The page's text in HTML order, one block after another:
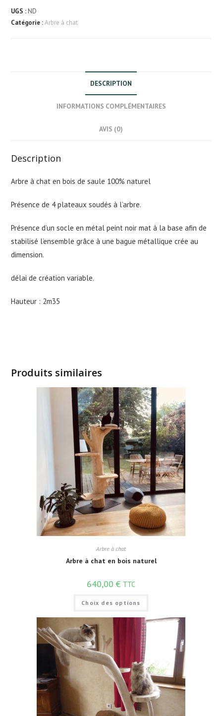
à
chat
UGS : ND
Catégorie :Arbre à chat
DESCRIPTION
INFORMATIONS COMPLÉMENTAIRES
AVIS (0)
Description
Arbre à chat en bois de saule 100% naturel
Présence de 4 plateaux soudés à l’arbre.
Présence d’un socle en métal peint noir mat à la base afin de
stabilisé l’ensemble grâce à une bague métallique crée au
dimension.
délai de création variable.
Hauteur : 2m35
Produits similaires
Arbre à chat
Arbre à chat en bois naturel
640,00 € TTC
Choix des options